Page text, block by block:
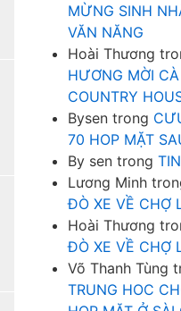
MỪNG SINH
VĂN NĂNG
Hoài Thương
HƯƠNG MỜI
COUNTRY
Bysen trong
70 HOP MẶT
By sen trong
Lương Minh
ĐÒ XE VỀ CHỢ
Hoài Thương
ĐÒ XE VỀ CHỢ
Võ Thanh Tùng
TRUNG HOC